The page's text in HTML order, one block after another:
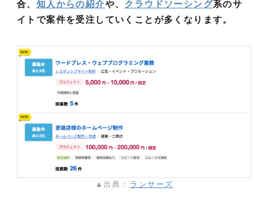
合、 知人からの紹介や、 クラウドソーシング系のサ
イトで案件を受注していくことが多くなります。
▲出典： ランサーズ